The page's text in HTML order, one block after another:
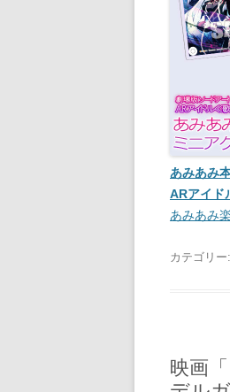
あみあみ
ARアイド
あみあみ
カテゴリー:
映画